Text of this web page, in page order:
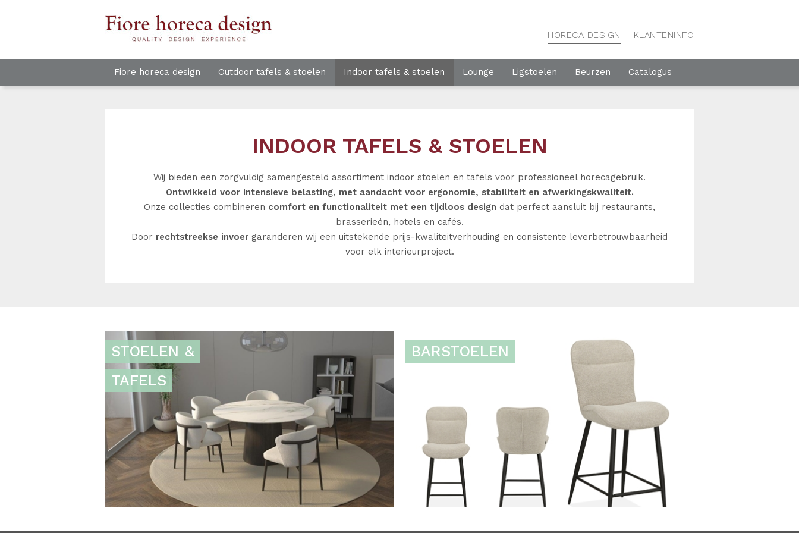
HORECA DESIGN KLANTENINFO
Fiore horeca design Outdoor tafels & stoelen Indoor tafels & stoelen Lounge Ligstoelen Beurzen Catalogus
INDOOR TAFELS & STOELEN
Wij bieden een zorgvuldig samengesteld assortiment indoor stoelen en tafels voor professioneel horecagebruik.
Ontwikkeld voor intensieve belasting, met aandacht voor ergonomie, stabiliteit en afwerkingskwaliteit.
Onze collecties combineren comfort en functionaliteit met een tijdloos design dat perfect aansluit bij restaurants,
brasserieën, hotels en cafés.
Door rechtstreekse invoer garanderen wij een uitstekende prijs-kwaliteitverhouding en consistente leverbetrouwbaarheid
voor elk interieurproject.
STOELEN &
TAFELS
BARSTOELEN